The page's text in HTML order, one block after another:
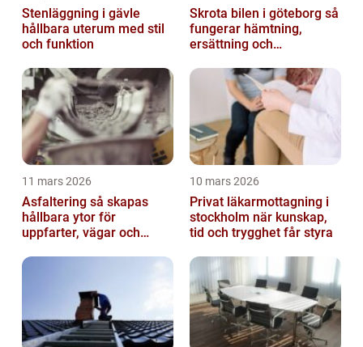
Stenläggning i gävle
hållbara uterum med stil
och funktion
Skrota bilen i göteborg så
fungerar hämtning,
ersättning och
11 mars 2026
Asfaltering så skapas
hållbara ytor för
uppfarter, vägar och
10 mars 2026
Privat läkarmottagning i
stockholm när kunskap,
tid och trygghet får styra